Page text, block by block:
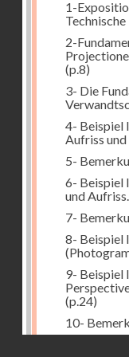
1-
2-
(p.8)
3- Die
4- Beispiel
Aufriss und
5-
6- Beispiel
und Aufriss.
7-
8- Beispiel
9- Beispiel
(p.24)
10-